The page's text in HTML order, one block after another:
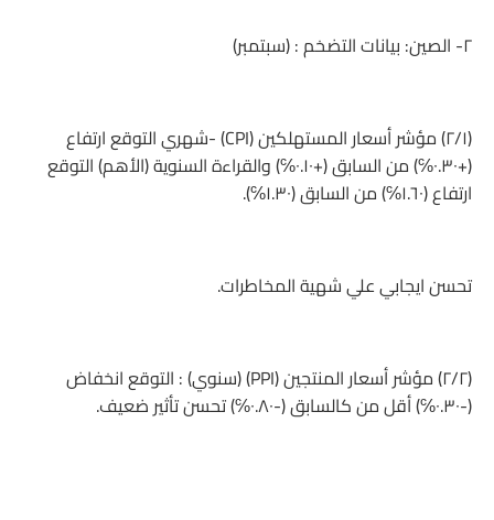
٢- الصين: بيانات التضخم : (سبتمبر)
(٢/١) مؤشر أسعار المستهلكين (CPI) -شهري التوقع ارتفاع
(+٠.٣٠℅) من السابق (+٠.١٠℅) والقراءة السنوية (الأهم) التوقع
ارتفاع (١.٦٠℅) من السابق (١.٣٠℅).
تحسن ايجابي علي شهية المخاطرات.
(٢/٢) مؤشر أسعار المنتجين (PPI) (سنوي) : التوقع انخفاض
(-٠.٣٠℅) أقل من كالسابق (-٠.٨٠℅) تحسن تأثير ضعيف.